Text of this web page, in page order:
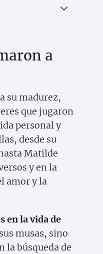
a
su madurez,
que jugaron
personal y
desde su
Matilde
y en la
amor y la
en la vida de
musas, sino
la búsqueda de